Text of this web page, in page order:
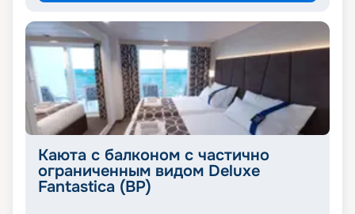
Каюта с балконом с частично
ограниченным видом Deluxe
Fantastica (BP)